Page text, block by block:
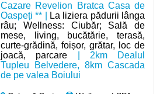
Cazare Revelion Bratca Casa de
Oaspeți ** |
La liziera pădurii lânga
râu; Wellness: Ciubăr; Sală de
mese, living, bucătărie, terasă,
curte-grădină, foișor, grătar, loc de
joacă, parcare | 2km Dealul
Tupleu Belvedere, 8km Cascada
de pe valea Boiului